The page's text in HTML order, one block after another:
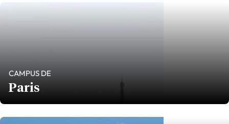
CAMPUS DE
Paris